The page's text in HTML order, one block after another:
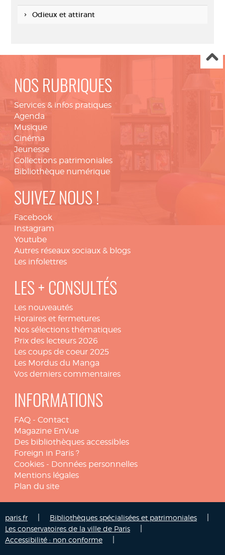
Odieux et attirant
NOS RUBRIQUES
Services & infos pratiques
Agenda
Musique
Cinéma
Jeunesse
Collections patrimoniales
Bibliothèque numérique
SUIVEZ NOUS !
Facebook
Instagram
Youtube
Autres réseaux sociaux & blogs
Les infolettres
LES + CONSULTÉS
Les nouveautés
Horaires et fermetures
Nos sélections thématiques
Prix des lecteurs 2026
Les coups de coeur 2025
Les Mordus du Manga
Vos derniers commentaires
INFORMATIONS
FAQ - Contact
Magazine EnVue
Des bibliothèques accessibles
Foreign in Paris ?
Cookies - Données personnelles
Mentions légales
Plan du site
paris.fr Bibliothèques spécialisées et patrimoniales
Les conservatoires de la ville de Paris
Accessibilité : non conforme